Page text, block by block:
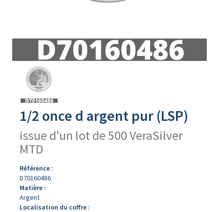
produit
1/2 once d argent pur (LSP)
issue d'un lot de 500 VeraSilver
MTD
Référence :
D70160486
Matière :
Argent
Localisation du coffre :